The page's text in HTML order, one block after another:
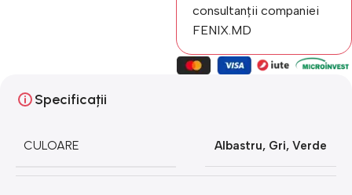
consultanții companiei
FENIX.MD
Specificații
CULOARE Albastru, Gri, Verde